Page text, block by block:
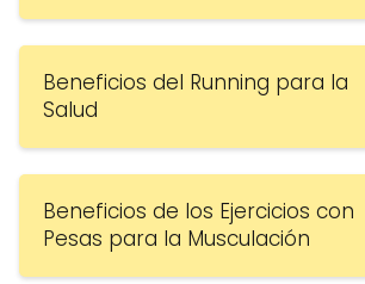
Beneficios del Running para la
Salud
Beneficios de los Ejercicios con
Pesas para la Musculación